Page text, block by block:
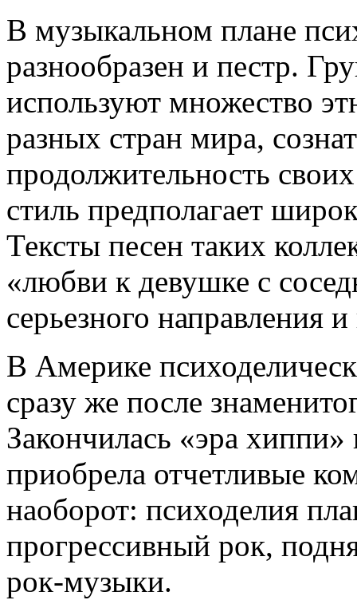
В музыкальном плане
разнообразен и пестр.
используют множество
разных стран мира,
продолжительность
стиль предполагает
Тексты песен таких
«любви к девушке с
серьезного направления
В Америке
сразу же после
Закончилась «эра
приобрела отчетливые
наоборот: психоделия
прогрессивный рок,
рок-музыки.